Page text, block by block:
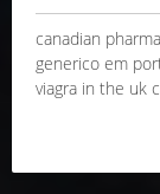
canadian
generico em
viagra in the uk